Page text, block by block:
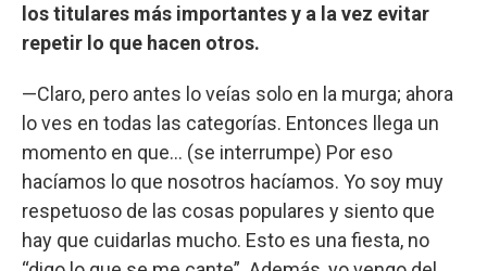
los titulares más importantes y a la vez evitar
repetir lo que hacen otros.
—Claro, pero antes lo veías solo en la murga; ahora
lo ves en todas las categorías. Entonces llega un
momento en que... (se interrumpe) Por eso
hacíamos lo que nosotros hacíamos. Yo soy muy
respetuoso de las cosas populares y siento que
hay que cuidarlas mucho. Esto es una fiesta, no